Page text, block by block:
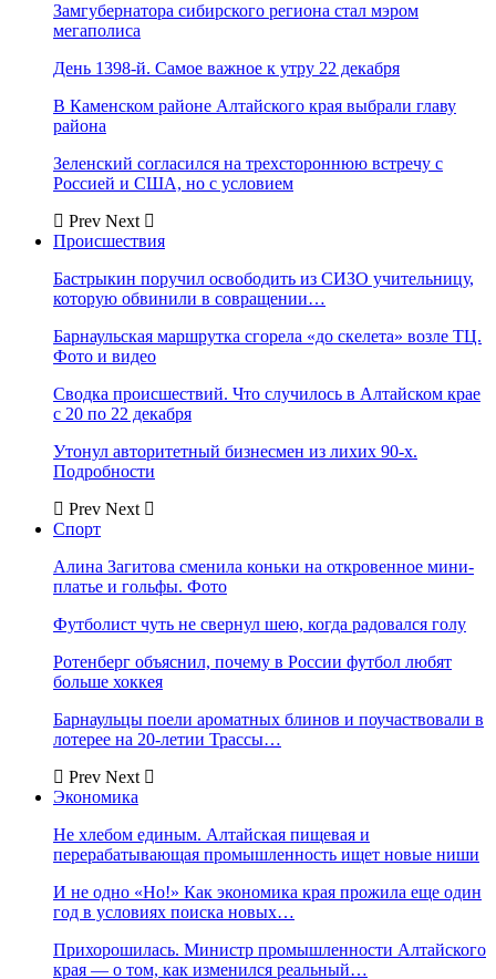
Замгубернатора сибирского региона стал мэром
мегаполиса
День 1398-й. Самое важное к утру 22 декабря
В Каменском районе Алтайского края выбрали главу
района
Зеленский согласился на трехстороннюю встречу с
Россией и США, но с условием
Prev Next
Происшествия
Бастрыкин поручил освободить из СИЗО учительницу,
которую обвинили в совращении…
Барнаульская маршрутка сгорела «до скелета» возле ТЦ.
Фото и видео
Сводка происшествий. Что случилось в Алтайском крае
с 20 по 22 декабря
Утонул авторитетный бизнесмен из лихих 90-х.
Подробности
Prev Next
Спорт
Алина Загитова сменила коньки на откровенное мини-
платье и гольфы. Фото
Футболист чуть не свернул шею, когда радовался голу
Ротенберг объяснил, почему в России футбол любят
больше хоккея
Барнаульцы поели ароматных блинов и поучаствовали в
лотерее на 20-летии Трассы…
Prev Next
Экономика
Не хлебом единым. Алтайская пищевая и
перерабатывающая промышленность ищет новые ниши
И не одно «Но!» Как экономика края прожила еще один
год в условиях поиска новых…
Прихорошилась. Министр промышленности Алтайского
края — о том, как изменился реальный…